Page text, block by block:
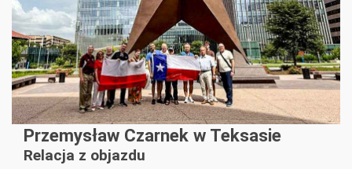
Przemysław Czarnek w Teksasie
Relacja z objazdu